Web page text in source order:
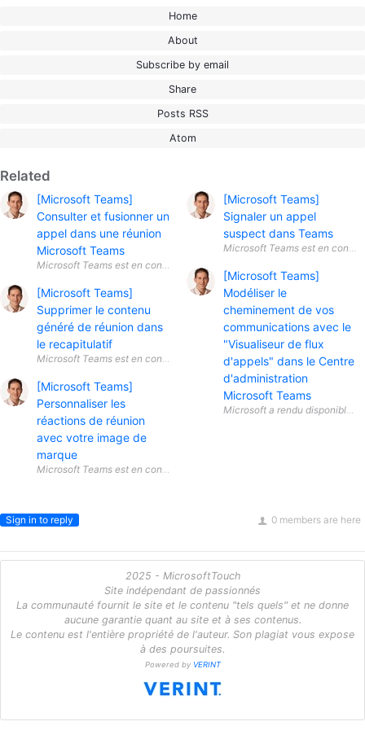
Home
About
Subscribe by email
Share
Posts RSS
Atom
Related
[Microsoft Teams]
Consulter et fusionner un
appel dans une réunion
Microsoft Teams
[Microsoft Teams]
Supprimer le contenu
généré de réunion dans
le recapitulatif
Microsoft Teams est en constante
[Microsoft Teams]
Personnaliser les
réactions de réunion
avec votre image de
marque
[Microsoft Teams]
Signaler un appel
suspect dans Teams
[Microsoft Teams]
Modéliser le
cheminement de vos
communications avec le
"Visualiseur de flux
d'appels" dans le Centre
d'administration
Microsoft Teams
0 members are here
Sign in to reply
2025 - MicrosoftTouch
Site indépendant de passionnés
La communauté fournit le site et le contenu "tels quels" et ne donne
aucune garantie quant au site et à ses contenus.
Le contenu est l'entière propriété de l'auteur. Son plagiat vous expose
à des poursuites.
Powered by VERINT